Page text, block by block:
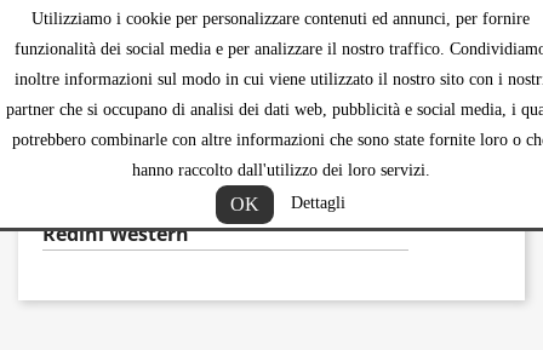
Utilizziamo i cookie per personalizzare contenuti ed annunci, per fornire
funzionalità dei social media e per analizzare il nostro traffico.
inoltre informazioni sul modo in cui viene utilizzato il nostro sito con i
partner che si occupano di analisi dei dati web, pubblicità e social media, i
potrebbero combinarle con altre informazioni che sono state fornite loro o
hanno raccolto dall'utilizzo dei loro servizi.
OK Dettagli

Redini Western